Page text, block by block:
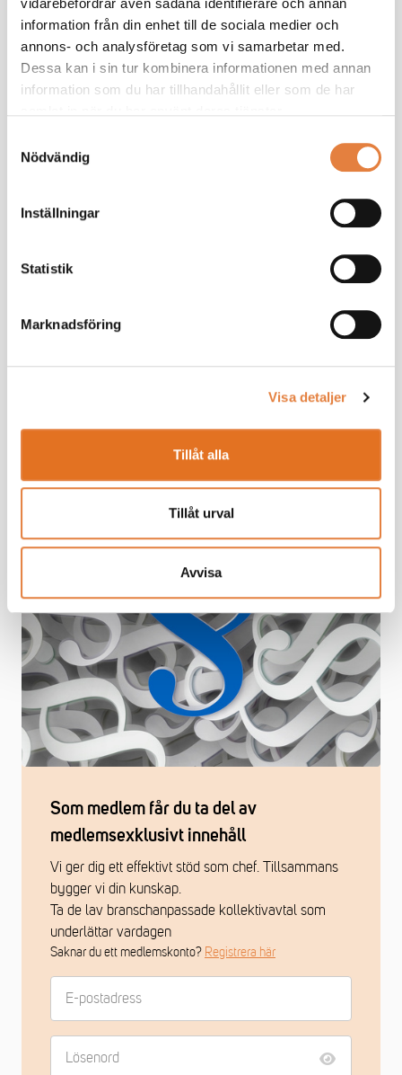
vidarebefordrar även sådana identifierare och annan
information från din enhet till de sociala medier och
annons- och analysföretag som vi samarbetar med.
Dessa kan i sin tur kombinera informationen med annan
information som du har tillhandahållit eller som de har
Nödvändig
Inställningar
Statistik
Marknadsföring
Visa detaljer
Tillåt alla
Tillåt urval
Avvisa
AA22 - köpeavtal
AA22 - produktionskalkyler
Kalkylkontroll, formulär
Viktig info om produktionskalkyler
Som medlem får du ta del av
medlemsexklusivt innehåll
Vi ger dig ett effektivt stöd som chef. Tillsammans
bygger vi din kunskap.
Ta de lav branschanpassade kollektivavtal som
underlättar vardagen
Saknar du ett medlemskonto? Registrera här